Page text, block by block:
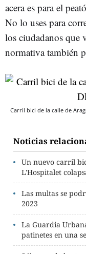
acera es para el
No lo uses para
los ciudadanos que
normativa también
Carril bici de la calle de
Noticias
Un nuevo carril
L'Hospitalet
Las multas se
2023
La Guardia
patinetes en una